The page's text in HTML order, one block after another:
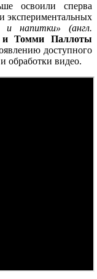
освоили сперва
экспериментальных
и напитки» (англ.
и Томми Паллоты
доступного
обработки видео.